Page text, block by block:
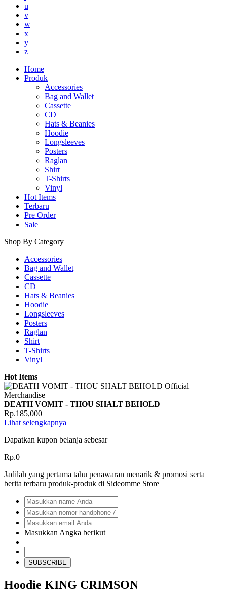
u
v
w
x
y
z
Home
Produk
Accessories
Bag and Wallet
Cassette
CD
Hats & Beanies
Hoodie
Longsleeves
Posters
Raglan
Shirt
T-Shirts
Vinyl
Hot Items
Terbaru
Pre Order
Sale
Shop By Category
Accessories
Bag and Wallet
Cassette
CD
Hats & Beanies
Hoodie
Longsleeves
Posters
Raglan
Shirt
T-Shirts
Vinyl
Hot Items
DEATH VOMIT - THOU SHALT BEHOLD
Rp.185,000
Lihat selengkapnya
Dapatkan kupon belanja sebesar
Rp.0
Jadilah yang pertama tahu penawaran menarik & promosi serta
berita terbaru produk-produk di Sideomme Store
Masukkan Angka berikut
SUBSCRIBE
Hoodie KING CRIMSON